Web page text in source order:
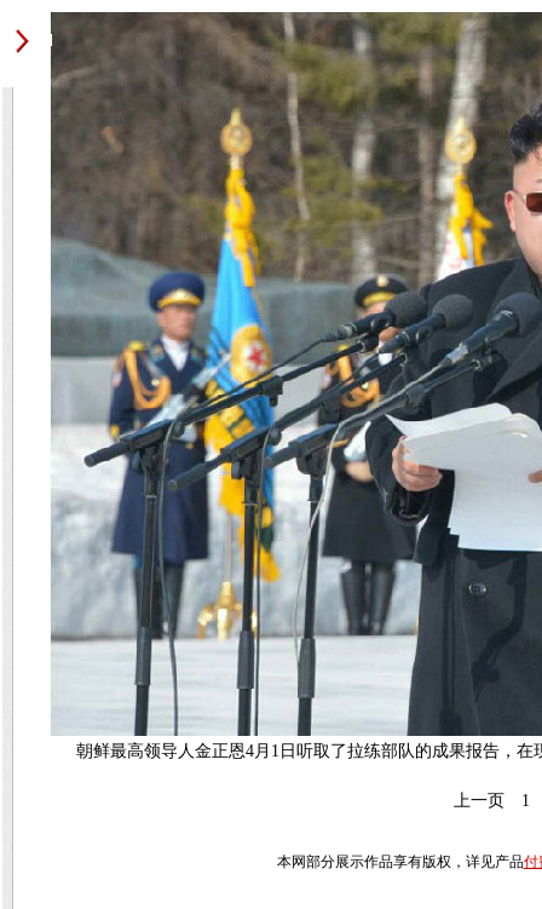
朝鲜最高领导人金正恩4月1日听取了拉练部队的成果报告，
上一页 1
本网部分展示作品享有版权，详见产品付